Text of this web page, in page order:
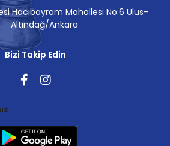
Hacıbayram Mahallesi No:6 Ulus-
Altındağ/Ankara
Bizi Takip Edin